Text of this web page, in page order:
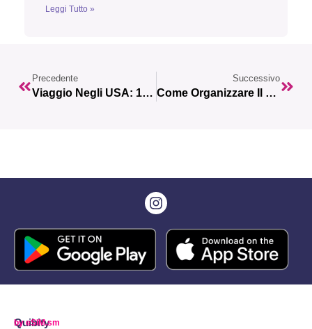
Leggi Tutto »
Precedente
Viaggio Negli USA: 10 Mete Imperdibili Per Una Vacanza Da Film
Successivo
Come Organizzare Il Viaggio In Russia Perfetto? Leggi La Nostra Guida.
Quibity
by eSIM.sm